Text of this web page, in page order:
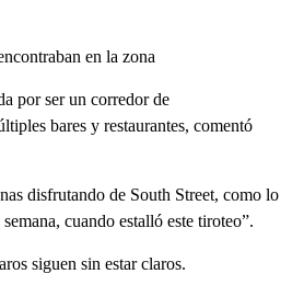
en la zona
por ser un corredor de
bares y restaurantes, comentó
disfrutando de South Street, como lo
cuando estalló este tiroteo”.
siguen sin estar claros.